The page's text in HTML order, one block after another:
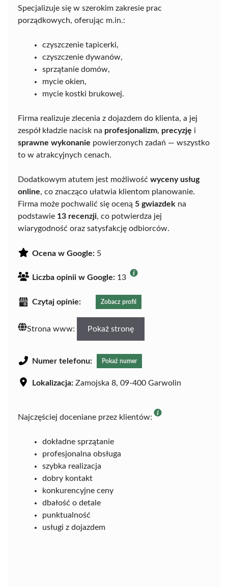
Specjalizuje się w szerokim zakresie prac
porządkowych, oferując m.in.:
czyszczenie tapicerki,
czyszczenie dywanów,
sprzątanie domów,
mycie okien,
mycie kostki brukowej.
Firma realizuje zlecenia z dojazdem do klienta, a jej
zespół kładzie nacisk na profesjonalizm, precyzję i
sprawne wykonanie powierzonych zadań — wszystko
to w atrakcyjnych cenach.
Dodatkowym atutem jest możliwość wyceny usług
online, co znacząco ułatwia klientom planowanie.
Firma może pochwalić się oceną 5 gwiazdek na
podstawie 13 recenzji, co potwierdza jej
wiarygodność oraz satysfakcję odbiorców.
Ocena w Google: 5
Liczba opinii w Google: 13
Czytaj opinie: Zobacz profil
Strona www: Pokaż stronę
Numer telefonu: Pokaż numer
Lokalizacja: Zamojska 8, 09-400 Garwolin
Najczęściej doceniane przez klientów:
dokładne sprzątanie
profesjonalna obsługa
szybka realizacja
dobry kontakt
konkurencyjne ceny
dbałość o detale
punktualność
usługi z dojazdem